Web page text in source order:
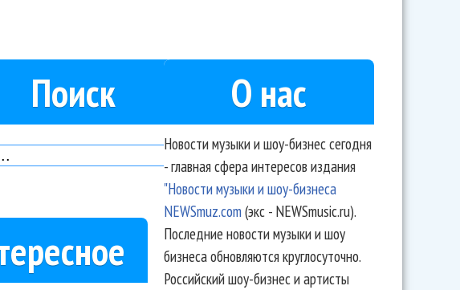
Поиск О нас
Новости музыки и шоу-бизнес сегодня
- главная сфера интересов издания
"Новости музыки и шоу-бизнеса
NEWSmuz.com(экс - NEWSmusic.ru).
Последние новости музыки и шоу
бизнеса обновляются круглосуточно.
Российский шоу-бизнес и артисты